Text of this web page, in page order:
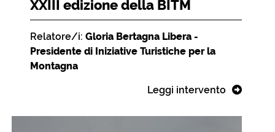
XXIII edizione della BITM
Relatore/i: Gloria Bertagna Libera -
Presidente di Iniziative Turistiche per la
Montagna
Leggi intervento